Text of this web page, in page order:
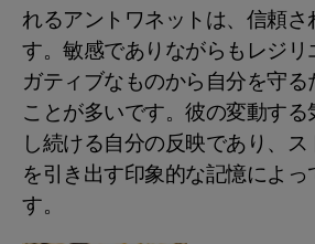
れるアントワネットは、信頼
す。敏感でありながらもレジ
ガティブなものから自分を守
ことが多いです。彼の変動す
し続ける自分の反映であり、
を引き出す印象的な記憶によ
す。